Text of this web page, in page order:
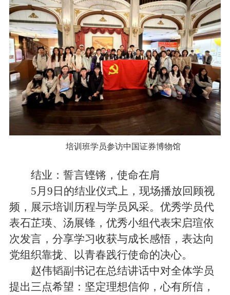
培训班学员参访中国证券博物馆
结业：誓言铿锵，使命在肩
5月9日的结业仪式上，现场播放回顾视
频，展示培训历程与学员风采。优秀学员代
表石芷瑛、汤展锋，优秀小组代表宋启瑄依
次发言，分享学习收获与成长感悟，表达向
党组织靠拢、以青春践行使命的决心。
赵伟韬副书记在总结讲话中对全体学员
提出三点希望：坚定理想信仰，心有所信，